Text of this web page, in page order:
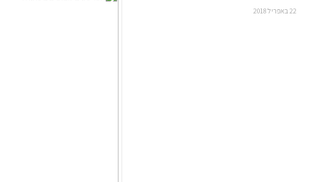
22 באפריל 2018